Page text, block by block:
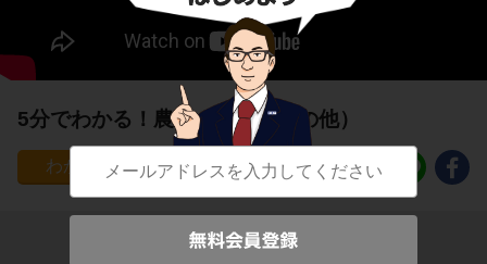
5分でわかる！農民の抵抗（その他）
54
子どもの勉強から大人の学び直しまで